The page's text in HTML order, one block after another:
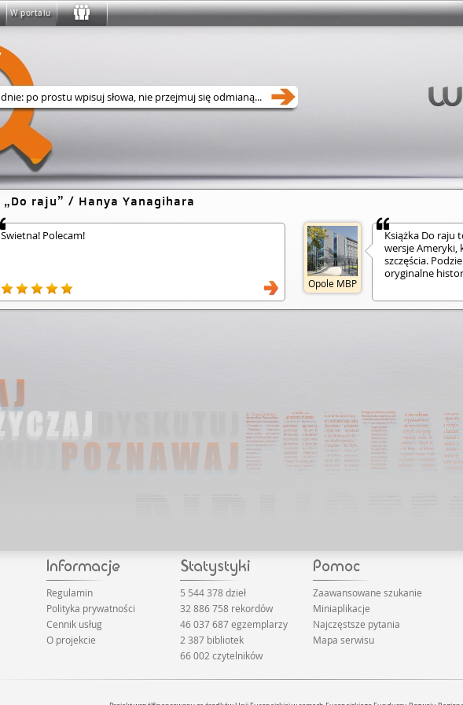
W portalu
Wyszukaj w serwisie
Do raju / Hanya Yanagihara
Świetna! Polecam!
Opole MBP
Książka Do raju
wersje Ameryki,
szczęścia.
oryginalne
Od XIX-
apokaliptyczne
zostaje
metaforyczny
pytanie, czy na
Regulamin
Polityka prywatności
Cennik usług
O projekcie
5 544 378 dzieł
32 886 758 rekordów
46 037 687 egzemplarzy
2 387 bibliotek
66 002 czytelników
Zaawansowane szukanie
Miniaplikacje
Najczęstsze pytania
Mapa serwisu